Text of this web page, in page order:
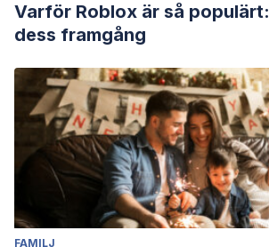
Varför Roblox är så
dess framgång
FAMILJ